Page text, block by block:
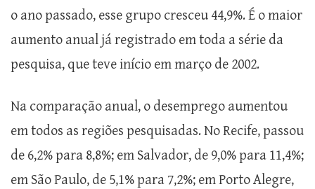
o ano passado, esse grupo cresceu 44,9%. É o maior
aumento anual já registrado em toda a série da
pesquisa, que teve início em março de 2002.
Na comparação anual, o desemprego aumentou
em todos as regiões pesquisadas. No Recife, passou
de 6,2% para 8,8%; em Salvador, de 9,0% para 11,4%;
em São Paulo, de 5,1% para 7,2%; em Porto Alegre,